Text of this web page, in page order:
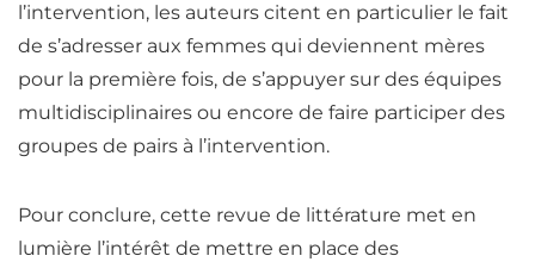
l’intervention, les auteurs citent en particulier le fait
de s’adresser aux femmes qui deviennent mères
pour la première fois, de s’appuyer sur des équipes
multidisciplinaires ou encore de faire participer des
groupes de pairs à l’intervention.
Pour conclure, cette revue de littérature met en
lumière l’intérêt de mettre en place des